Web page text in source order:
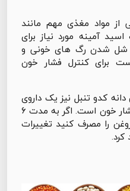
از مواد مغذی مهم مانند
آمینه مورد نیاز برای
شل شدن رگ های خونی و
برای کنترل فشار خون
کدو تنبل نیز یک داروی
طبیعی قدرتمند برای کاهش فشار خون است. اگر به مدت ۶
از این روغن را مصرف کنید تغییرات